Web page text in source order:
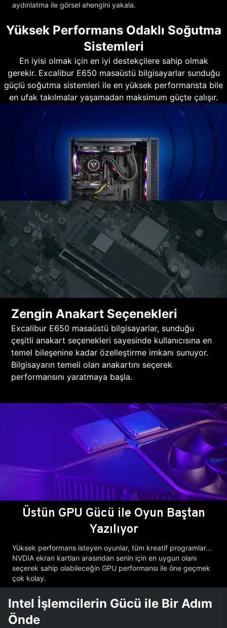
aydınlatma ile görsel ahengini yakala.
Yüksek Performans Odaklı Soğutma
Sistemleri
En iyisi olmak için en iyi destekçilere sahip olmak
gerekir. Excalibur E650 masaüstü bilgisayarlar sunduğu
güçlü soğutma sistemleri ile en yüksek performansta bile
en ufak takılmalar yaşamadan maksimum güçte çalışır.
Zengin Anakart Seçenekleri
Excalibur E650 masaüstü bilgisayarlar, sunduğu
çeşitli anakart seçenekleri sayesinde kullanıcısına en
temel bileşenine kadar özelleştirme imkanı sunuyor.
Bilgisayarın temeli olan anakartını seçerek
performansını yaratmaya başla.
Üstün GPU Gücü ile Oyun Baştan
Yazılıyor
Yüksek performans isteyen oyunlar, tüm kreatif programlar...
NVDIA ekran kartları arasından senin için en uygun olanı
seçerek sahip olabileceğin GPU performansı ile öne geçmek
çok kolay.
Intel İşlemcilerin Gücü ile Bir Adım
Önde